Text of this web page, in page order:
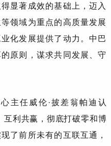
显著成效的基础上，迈入
领域为重点的高质量发展
化发展提供了动力。中巴
原则，谋求共同发展、守
主任 威伦 ·披差翁帕迪 认
互利共赢，彻底打破零和博
了前所未有的互联互通，